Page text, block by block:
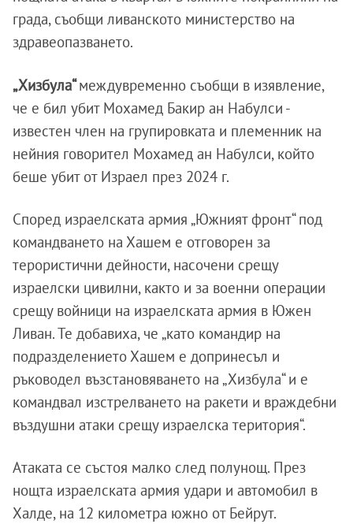
града, съобщи ливанското министерство на
здравеопазването.
„Хизбула“междувременно съобщи в изявление,
че е бил убит Мохамед Бакир ан Набулси -
известен член на групировката и племенник на
нейния говорител Мохамед ан Набулси, който
беше убит от Израел през 2024 г.
Според израелската армия „Южният фронт“ под
командването на Хашем е отговорен за
терористични дейности, насочени срещу
израелски цивилни, както и за военни операции
срещу войници на израелската армия в Южен
Ливан. Те добавиха, че „като командир на
подразделението Хашем е допринесъл и
ръководел възстановяването на „Хизбула“ и е
командвал изстрелването на ракети и враждебни
въздушни атаки срещу израелска територия“.
Атаката се състоя малко след полунощ. През
нощта израелската армия удари и автомобил в
Халде, на 12 километра южно от Бейрут.